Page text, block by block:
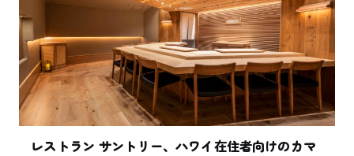
レストラン サントリー、ハワイ在住者向けのカマ